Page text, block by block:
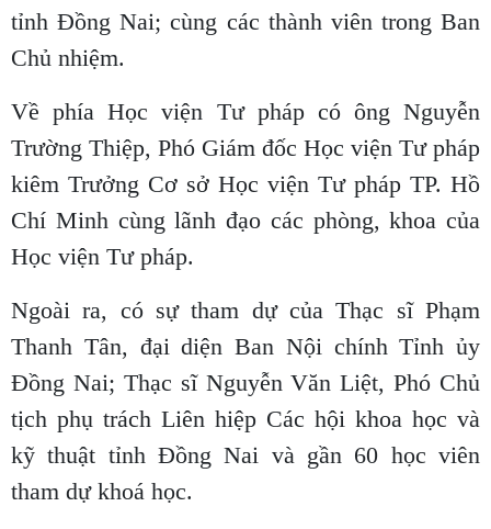
tỉnh Đồng Nai; cùng các thành viên trong Ban
Chủ nhiệm.
Về phía Học viện Tư pháp có ông Nguyễn
Trường Thiệp, Phó Giám đốc Học viện Tư pháp
kiêm Trưởng Cơ sở Học viện Tư pháp TP. Hồ
Chí Minh cùng lãnh đạo các phòng, khoa của
Học viện Tư pháp.
Ngoài ra, có sự tham dự của Thạc sĩ Phạm
Thanh Tân, đại diện Ban Nội chính Tỉnh ủy
Đồng Nai; Thạc sĩ Nguyễn Văn Liệt, Phó Chủ
tịch phụ trách Liên hiệp Các hội khoa học và
kỹ thuật tỉnh Đồng Nai và gần 60 học viên
tham dự khoá học.